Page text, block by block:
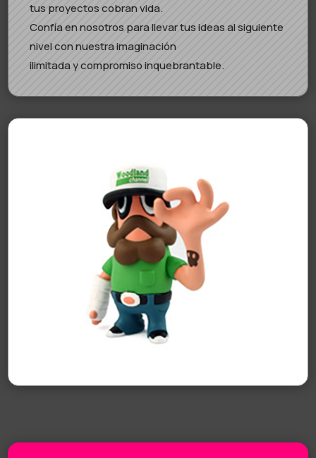
tus proyectos cobran vida.
Confía en nosotros para llevar tus ideas al siguiente
nivel con nuestra imaginación
ilimitada y compromiso inquebrantable.
PABLO
CORVAL
SOBRE